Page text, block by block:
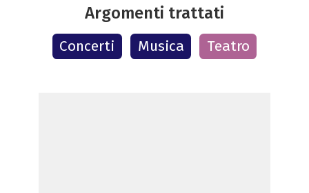
Argomenti trattati
Concerti Musica Teatro